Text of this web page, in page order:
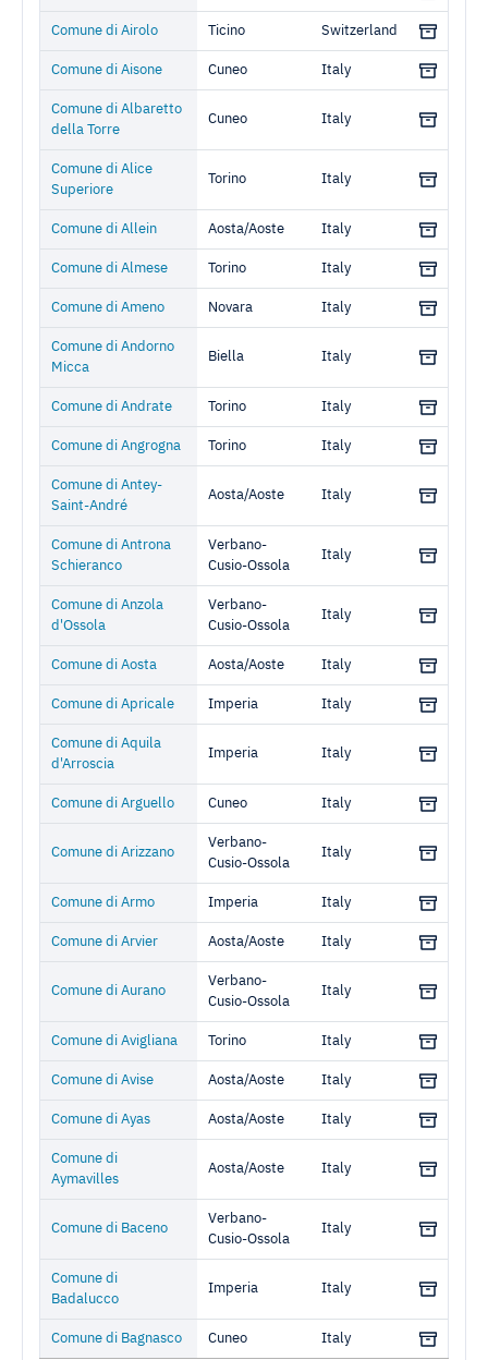
Comune di Airolo Ticino Switzerland
Comune di Aisone Cuneo Italy
Comune di Albaretto
della Torre
Cuneo Italy
Comune di Alice
Superiore
Torino Italy
Comune di Allein Aosta/Aoste Italy
Comune di Almese Torino Italy
Comune di Ameno Novara Italy
Comune di Andorno
Micca
Biella Italy
Comune di Andrate Torino Italy
Comune di Angrogna Torino Italy
Comune di Antey-
Saint-André
Aosta/Aoste Italy
Comune di Antrona
Schieranco
Verbano-
Cusio-Ossola
Italy
Comune di Anzola
d'Ossola
Verbano-
Cusio-Ossola
Italy
Comune di Aosta Aosta/Aoste Italy
Comune di Apricale Imperia Italy
Comune di Aquila
d'Arroscia
Imperia Italy
Comune di Arguello Cuneo Italy
Comune di Arizzano
Verbano-
Cusio-Ossola
Italy
Comune di Armo Imperia Italy
Comune di Arvier Aosta/Aoste Italy
Comune di Aurano
Verbano-
Cusio-Ossola
Italy
Comune di Avigliana Torino Italy
Comune di Avise Aosta/Aoste Italy
Comune di Ayas Aosta/Aoste Italy
Comune di
Aymavilles
Aosta/Aoste Italy
Comune di Baceno
Verbano-
Cusio-Ossola
Italy
Comune di
Badalucco
Imperia Italy
Comune di Bagnasco Cuneo Italy